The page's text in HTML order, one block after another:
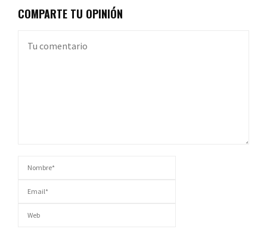
COMPARTE TU OPINIÓN